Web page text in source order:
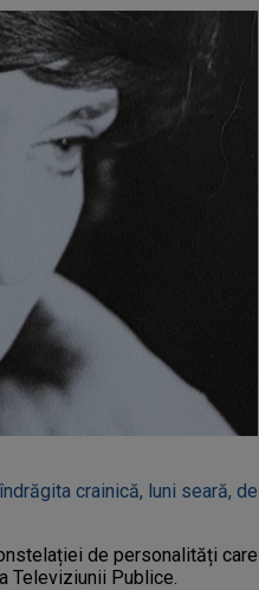
crainică, luni seară, de
de personalități care
Televiziunii Publice.